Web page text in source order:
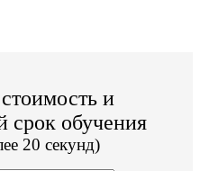
и
срок обучения
20 секунд)